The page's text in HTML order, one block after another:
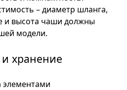
– диаметр шланга,
и высота чаши должны
модели.
хранение
элементами